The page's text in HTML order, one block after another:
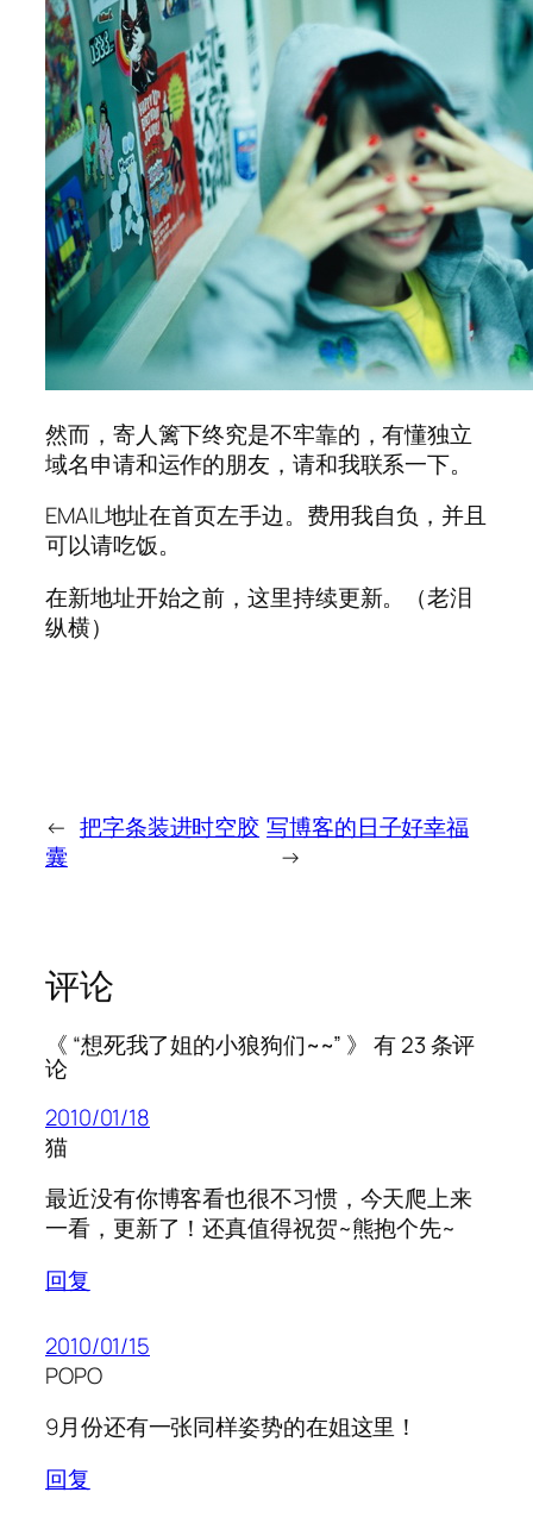
然而，寄人篱下终究是不牢靠的，有懂独立
域名申请和运作的朋友，请和我联系一下。
EMAIL地址在首页左手边。费用我自负，并且
可以请吃饭。
在新地址开始之前，这里持续更新。（老泪
纵横）
← 把字条装进时空胶
囊
写博客的日子好幸福
→
评论
《 “想死我了姐的小狼狗们~~” 》 有 23 条评
论
2010/01/18
猫
最近没有你博客看也很不习惯，今天爬上来
一看，更新了！还真值得祝贺~熊抱个先~
回复
2010/01/15
POPO
9月份还有一张同样姿势的在姐这里！
回复